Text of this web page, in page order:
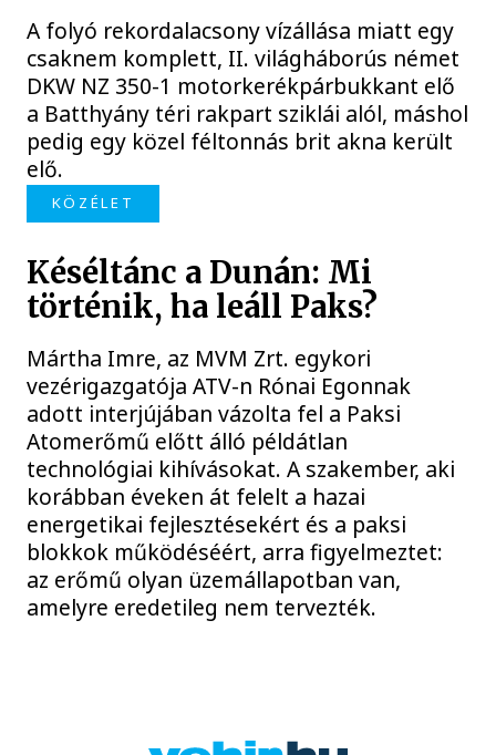
A folyó rekordalacsony vízállása miatt egy
csaknem komplett, II. világháborús német
DKW NZ 350-1 motorkerékpárbukkant elő
a Batthyány téri rakpart sziklái alól, máshol
pedig egy közel féltonnás brit akna került
elő.
KÖZÉLET
Késéltánc a Dunán: Mi
történik, ha leáll Paks?
Mártha Imre, az MVM Zrt. egykori
vezérigazgatója ATV-n Rónai Egonnak
adott interjújában vázolta fel a Paksi
Atomerőmű előtt álló példátlan
technológiai kihívásokat. A szakember, aki
korábban éveken át felelt a hazai
energetikai fejlesztésekért és a paksi
blokkok működéséért, arra figyelmeztet:
az erőmű olyan üzemállapotban van,
amelyre eredetileg nem tervezték.